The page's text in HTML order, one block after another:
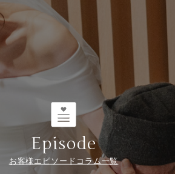
Episode
お客様エピソードコラム一覧